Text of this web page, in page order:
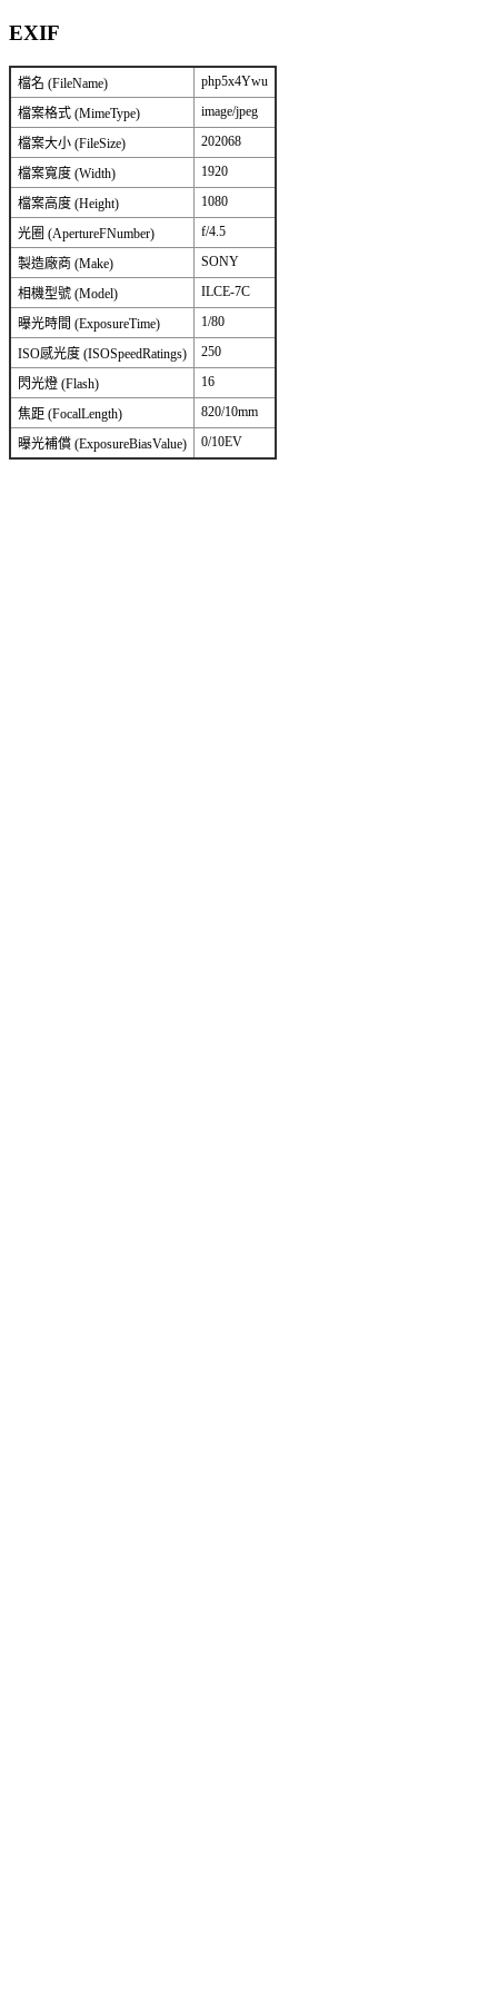
EXIF
檔名 (FileName) php5x4Ywu
檔案格式 (MimeType) image/jpeg
檔案大小 (FileSize) 202068
檔案寬度 (Width) 1920
檔案高度 (Height) 1080
光圈 (ApertureFNumber) f/4.5
製造廠商 (Make) SONY
相機型號 (Model) ILCE-7C
曝光時間 (ExposureTime) 1/80
ISO感光度 (ISOSpeedRatings) 250
閃光燈 (Flash) 16
焦距 (FocalLength) 820/10mm
曝光補償 (ExposureBiasValue) 0/10EV